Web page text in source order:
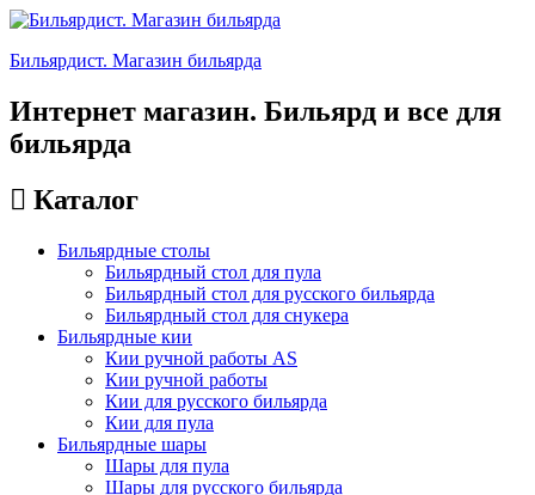
Бильярдист. Магазин бильярда
Интернет магазин. Бильярд и все для
бильярда
Каталог
Бильярдные столы
Бильярдный стол для пула
Бильярдный стол для русского бильярда
Бильярдный стол для снукера
Бильярдные кии
Кии ручной работы AS
Кии ручной работы
Кии для русского бильярда
Кии для пула
Бильярдные шары
Шары для пула
Шары для русского бильярда